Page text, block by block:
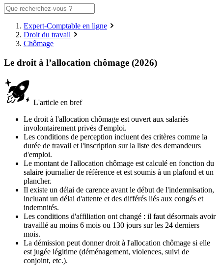
Expert-Comptable en ligne
Droit du travail
Chômage
Le droit à l’allocation chômage (2026)
L'article en bref
Le droit à l'allocation chômage est ouvert aux salariés
involontairement privés d'emploi.
Les conditions de perception incluent des critères comme la
durée de travail et l'inscription sur la liste des demandeurs
d'emploi.
Le montant de l'allocation chômage est calculé en fonction du
salaire journalier de référence et est soumis à un plafond et un
plancher.
Il existe un délai de carence avant le début de l'indemnisation,
incluant un délai d'attente et des différés liés aux congés et
indemnités.
Les conditions d'affiliation ont changé : il faut désormais avoir
travaillé au moins 6 mois ou 130 jours sur les 24 derniers
mois.
La démission peut donner droit à l'allocation chômage si elle
est jugée légitime (déménagement, violences, suivi de
conjoint, etc.).